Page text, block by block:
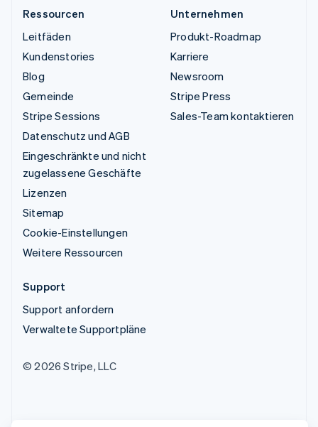
Ressourcen
Leitfäden
Kundenstories
Blog
Gemeinde
Stripe Sessions
Datenschutz und AGB
Eingeschränkte und nicht
zugelassene Geschäfte
Lizenzen
Sitemap
Cookie-Einstellungen
Weitere Ressourcen
Unternehmen
Produkt-Roadmap
Karriere
Newsroom
Stripe Press
Sales-Team kontaktieren
Support
Support anfordern
Verwaltete Supportpläne
© 2026 Stripe, LLC